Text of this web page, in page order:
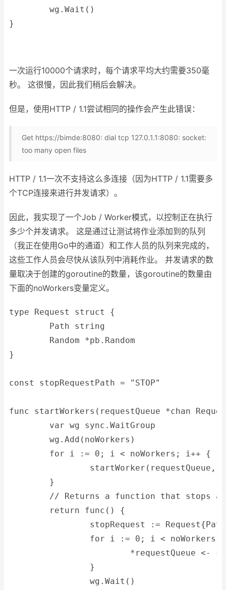
	wg.Wait()
}
一次运行10000个请求时，每个请求平均大约需要350毫
秒。 这很慢，因此我们稍后会解决。
但是，使用HTTP / 1.1尝试相同的操作会产生此错误：
Get https://bimde:8080: dial tcp 127.0.1.1:8080: socket:
too many open files
HTTP / 1.1一次不支持这么多连接（因为HTTP / 1.1需要多
个TCP连接来进行并发请求）。
因此，我实现了一个Job / Worker模式，以控制正在执行
多少个并发请求。 这是通过让测试将作业添加到的队列
（我正在使用Go中的通道）和工作人员的队列来完成的，
这些工作人员会尽快从该队列中消耗作业。 并发请求的数
量取决于创建的goroutine的数量，该goroutine的数量由
下面的noWorkers变量定义。
type Request struct {
	Path string
	Random *pb.Random
}
const stopRequestPath = "STOP"
func startWorkers(requestQueue *chan
	var wg sync.WaitGroup
	wg.Add(noWorkers)
	for i := 0; i < noWorkers; i++ {
startWorker(requestQueue,
	}
// Returns a function that stops
	return func() {
stopRequest :=
for i := 0; i < noWorkers;
*requestQueue <-
		}
		wg.Wait()